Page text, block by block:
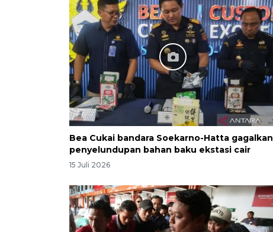
Bea Cukai bandara Soekarno-Hatta gagalkan
penyelundupan bahan baku ekstasi cair
15 Juli 2026